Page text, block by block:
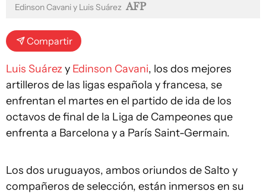
Edinson Cavani y Luis Suárez AFP
Compartir
Luis Suárez y Edinson Cavani, los dos mejores
artilleros de las ligas española y francesa, se
enfrentan el martes en el partido de ida de los
octavos de final de la Liga de Campeones que
enfrenta a Barcelona y a París Saint-Germain.
Los dos uruguayos, ambos oriundos de Salto y
compañeros de selección, están inmersos en su